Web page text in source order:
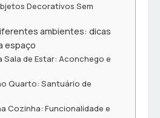
Decorativos Sem
ambientes: dicas
espaço
Sala de Estar: Aconchego e
Quarto: Santuário de
Cozinha: Funcionalidade e